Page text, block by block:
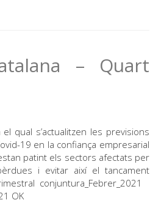
– Quart
qual s’actualitzen les previsions
19 en la confiança empresarial
patint els sectors afectats per
i evitar així el tancament
conjuntura_Febrer_2021
OK